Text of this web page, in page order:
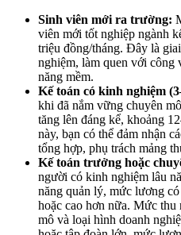
Sinh viên mới ra trường:
viên mới tốt nghiệp ngành
triệu đồng/tháng. Đây là
nghiệm, làm quen với công
năng mềm.
Kế toán có kinh nghiệm
khi đã nắm vững chuyên
tăng lên đáng kể, khoảng
này, bạn có thể đảm nhận
tổng hợp, phụ trách mảng
Kế toán trưởng hoặc
người có kinh nghiệm lâu
năng quản lý, mức lương
hoặc cao hơn nữa. Mức
mô và loại hình doanh